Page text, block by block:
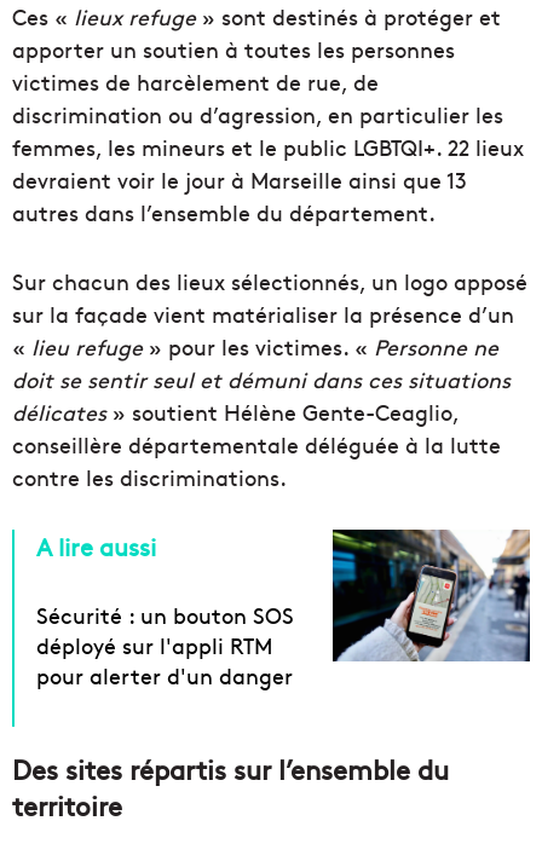
Ces « lieux refuge» sont destinés à protéger et
apporter un soutien à toutes les personnes
victimes de harcèlement de rue, de
discrimination ou d’agression, en particulier les
femmes, les mineurs et le public LGBTQI+. 22 lieux
devraient voir le jour à Marseille ainsi que 13
autres dans l’ensemble du département.
Sur chacun des lieux sélectionnés, un logo apposé
sur la façade vient matérialiser la présence d’un
« lieu refuge» pour les victimes. « Personne ne
doit se sentir seul et démuni dans ces situations
délicates» soutient Hélène Gente-Ceaglio,
conseillère départementale déléguée à la lutte
contre les discriminations.
A lire aussi
Sécurité : un bouton SOS
déployé sur l'appli RTM
pour alerter d'un danger
Des sites répartis sur l’ensemble du
territoire